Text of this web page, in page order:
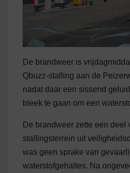
De brandweer is
Qbuzz-stalling aan de
nadat daar een sissend
bleek te gaan om een
De brandweer zette een deel
stallingsterrein uit
was geen sprake van
waterstofgehaltes. Na